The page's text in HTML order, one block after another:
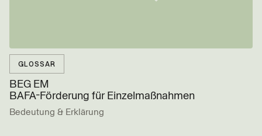
BEG EM
BAFA-Förderung für Einzel­maßnahmen
GLOSSAR
Bedeutung & Erklärung